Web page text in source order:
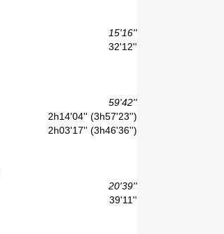
15'16''
32'12''
59'42''
2h14'04'' (3h57'23'')
2h03'17'' (3h46'36'')
20'39''
39'11''